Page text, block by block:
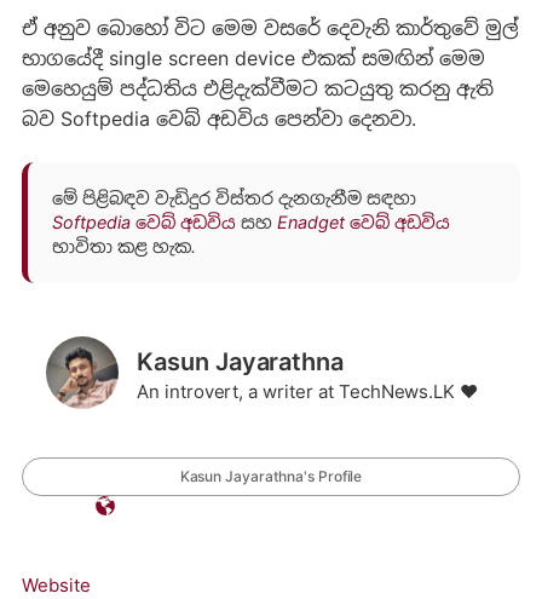
ඒ අනුව බොහෝ විට මෙම වසරේ දෙවැනි කාර්තුවේ මුල්
භාගයේදී single screen device එකක් සමඟින් මෙම
මෙහෙයුම් පද්ධතිය එළිදැක්වීමට කටයුතු කරනු ඇති
බව Softpedia වෙබ් අඩවිය පෙන්වා දෙනවා.
මේ පිළිබඳව වැඩිදුර විස්තර දැනගැනීම සඳහා
Softpedia වෙබ් අඩවියසහ Enadget වෙබ් අඩවිය
භාවිතා කළ හැක.
Kasun Jayarathna
An introvert, a writer at TechNews.LK ❤️
Kasun Jayarathna's Profile
Website